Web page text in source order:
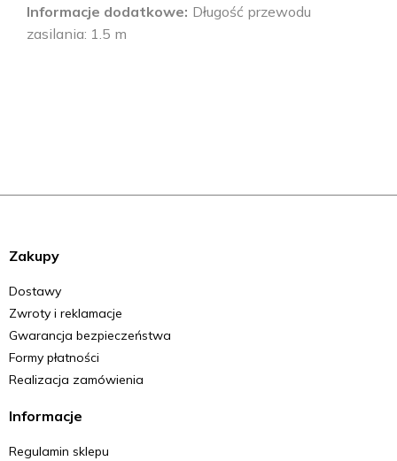
Informacje dodatkowe Długość przewodu
zasilania: 1.5 m
Zakupy
Dostawy
Zwroty i reklamacje
Gwarancja bezpieczeństwa
Formy płatności
Realizacja zamówienia
Informacje
Regulamin sklepu